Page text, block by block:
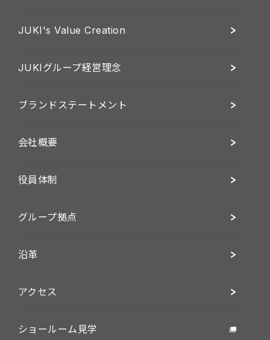
JUKI's Value Creation
JUKIグループ経営理念
ブランドステートメント
会社概要
役員体制
グループ拠点
沿革
アクセス
ショールーム見学